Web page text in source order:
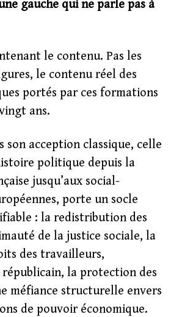
gauche qui ne parle pas à
le contenu. Pas les
le contenu réel des
portés par ces formations
ans.
son acception classique, celle
politique depuis la
jusqu’aux social-
porte un socle
: la redistribution des
de la justice sociale, la
des travailleurs,
républicain, la protection des
méfiance structurelle envers
de pouvoir économique.